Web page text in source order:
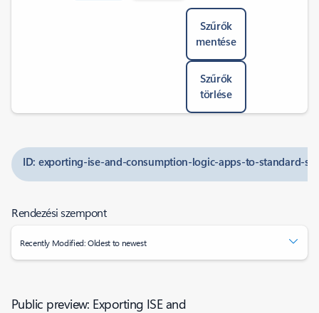
Szűrők
mentése
Szűrők
törlése
ID: exporting-ise-and-consumption-logic-apps-to-standard-
Rendezési szempont
Recently Modified: Oldest to newest
Public preview: Exporting ISE and